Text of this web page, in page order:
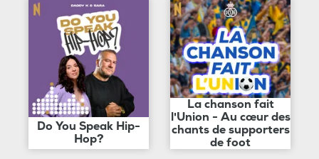
Do You Speak Hip-
Hop?
La chanson fait
l'Union - Au cœur des
chants de supporters
de foot